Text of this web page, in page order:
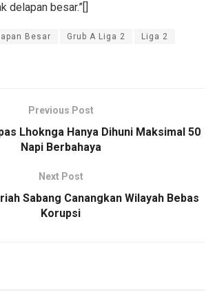
delapan besar.”[]
Besar Grub A Liga 2 Liga 2
Previous Post
Lhoknga Hanya Dihuni Maksimal 50
Napi Berbahaya
Next Post
Sabang Canangkan Wilayah Bebas
Korupsi